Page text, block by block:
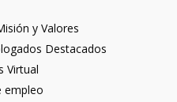
y Valores
Destacados
Virtual
empleo